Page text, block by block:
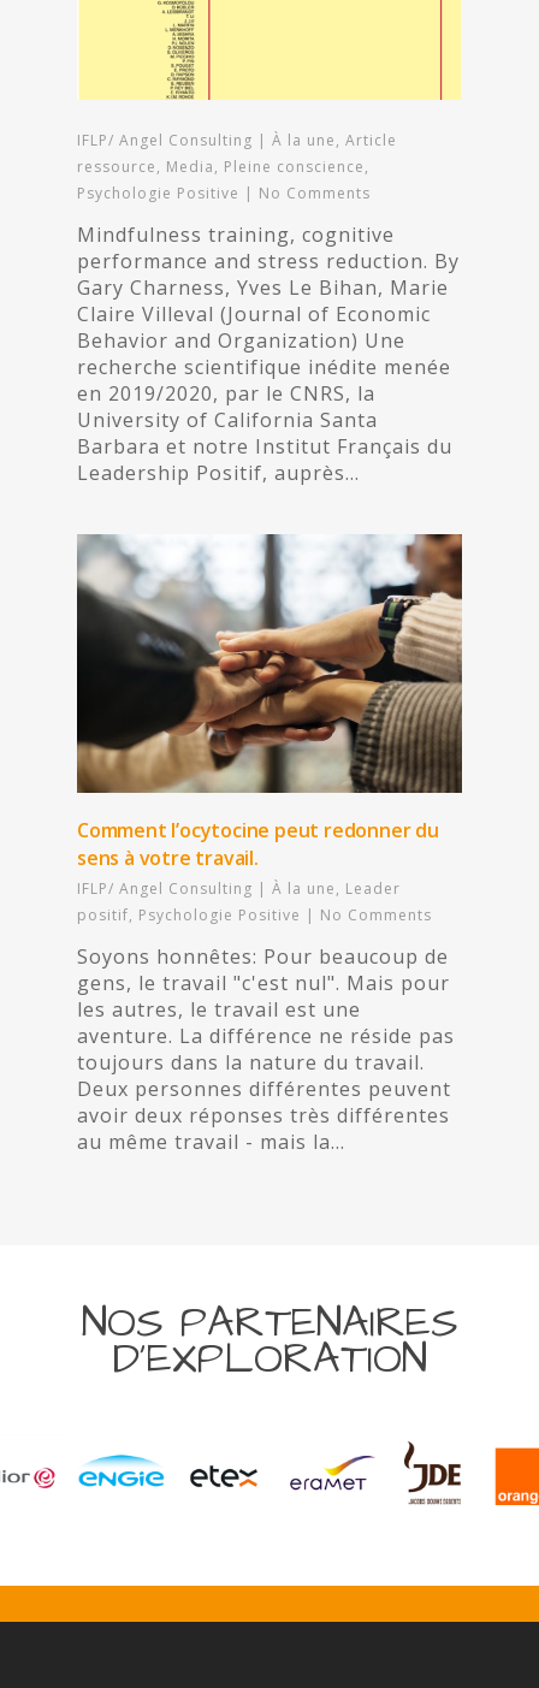
IFLP/ Angel Consulting |À la une,Article
ressource, Media, Pleine conscience,
Psychologie Positive | No Comments
Mindfulness training, cognitive
performance and stress reduction. By
Gary Charness, Yves Le Bihan, Marie
Claire Villeval (Journal of Economic
Behavior and Organization) Une
recherche scientifique inédite menée
en 2019/2020, par le CNRS, la
University of California Santa
Barbara et notre Institut Français du
Leadership Positif, auprès…
Comment l’ocytocine peut redonner du
sens à votre travail.
IFLP/ Angel Consulting |À la une, Leader
positif, Psychologie Positive | No Comments
Soyons honnêtes: Pour beaucoup de
gens, le travail "c'est nul". Mais pour
les autres, le travail est une
aventure. La différence ne réside pas
toujours dans la nature du travail.
Deux personnes différentes peuvent
avoir deux réponses très différentes
au même travail - mais la…
NOS PARTENAIRES
D’EXPLORATION